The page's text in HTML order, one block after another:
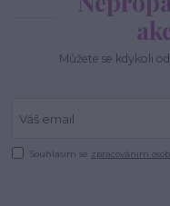
Můžete se kdykoli
Souhlasím se zpracováním